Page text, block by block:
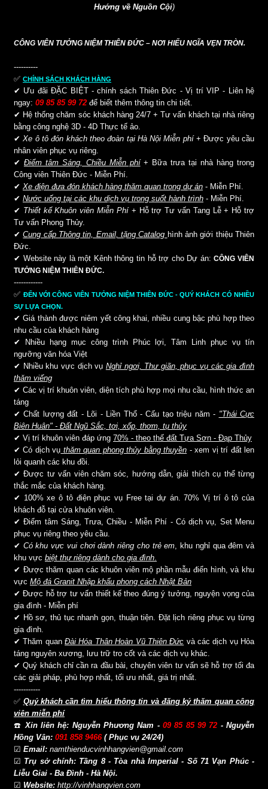
Hướng về Nguồn Cội)
CÔNG VIÊN TƯỞNG NIỆM THIÊN ĐỨC – NƠI HIẾU NGĨA VẸN TRÒN.
----------
✅ CHÍNH SÁCH KHÁCH HÀNG
✔ Ưu đãi ĐẶC BIỆT - chính sách Thiên Đức - Vị trí VIP - Liên hệ
ngay: 09 85 85 99 72 để biết thêm thông tin chi tiết.
✔ Hệ thống chăm sóc khách hàng 24/7 + Tư vấn khách tại nhà riêng
bằng công nghệ 3D - 4D Thực tế ảo.
✔Xe ô tô đón khách theo đoàn tại Hà Nội Miễn phí+ Được yêu cầu
nhân viên phục vụ riêng.
✔ Điểm tâm Sáng, Chiều Miễn phí+ Bữa trưa tại nhà hàng trong
Công viên Thiên Đức - Miễn Phí.
✔ Xe điện đưa đón khách hàng thăm quan trong dự án - Miễn Phí.
✔ Nước uống tại các khu dịch vụ trong suốt hành trình - Miễn Phí.
✔ Thiết kế Khuôn viên Miễn Phí+ Hỗ trợ Tư vấn Tang Lễ + Hỗ trợ
Tư vấn Phong Thủy.
✔Cung cấp Thông tin, Email, tặng Catalog hình ảnh giới thiệu Thiên
Đức.
✔ Website này là một Kênh thông tin hỗ trợ cho Dự án:CÔNG VIÊN
TƯỞNG NIỆM THIÊN ĐỨC.
------------
✅ ĐẾN VỚI CÔNG VIÊN TƯỞNG NIỆM THIÊN ĐỨC - QUÝ KHÁCH CÓ NHIỀU
SỰ LỰA CHỌN.
✔ Giá thành được niêm yết công khai, nhiều cung bậc phù hợp theo
nhu cầu của khách hàng
✔ Nhiều hạng mục công trình Phúc lợi, Tâm Linh phục vụ tín
ngưỡng văn hóa Việt
✔ Nhiều khu vực dịch vụ Nghỉ ngơi, Thư giãn, phục vụ các gia đình
thăm viếng
✔ Các vị trí khuôn viên, diện tích phù hợp mọi nhu cầu, hình thức an
táng
✔ Chất lượng đất - Lõi - Liền Thổ - Cấu tạo triệu năm - "Thái Cực
Biên Huân" - Đất Ngũ Sắc, tơi, xốp, thơm, tụ thủy
✔ Vị trí khuôn viên đáp ứng 70% - theo thế đất Tựa Sơn - Đạp Thủy
✔ Có dịch vụ thăm quan phong thủy bằng thuyền - xem vị trí đất len
lỏi quanh các khu đồi.
✔ Được tư vấn viên chăm sóc, hướng dẫn, giải thích cụ thể từng
thắc mắc của khách hàng.
✔ 100% xe ô tô điện phục vụ Free tại dự án. 70% Vị trí ô tô của
khách đỗ tại cửa khuôn viên.
✔ Điểm tâm Sáng, Trưa, Chiều - Miễn Phí - Có dịch vụ, Set Menu
phục vụ riêng theo yêu cầu.
✔ Có khu vực vui chơi dành riêng cho trẻ em , khu nghỉ qua đêm và
khu vực biệt thự riêng dành cho gia đình
✔ Được thăm quan các khuôn viên mộ phần mẫu điển hình, và khu
vực Mộ đá Granit Nhập khẩu phong cách Nhật Bản
✔ Được hỗ trợ tư vấn thiết kế theo đúng ý tưởng, nguyện vọng của
gia đình - Miễn phí
✔ Hồ sơ, thủ tục nhanh gọn, thuận tiện. Đặt lịch riêng phục vụ từng
gia đình.
✔ Thăm quanĐài Hóa Thân Hoàn Vũ Thiên Đức và các dịch vụ Hỏa
táng nguyên xương, lưu trữ tro cốt và các dịch vụ khác.
✔ Quý khách chỉ cần ra đầu bài, chuyên viên tư vấn sẽ hỗ trợ tối đa
các giải pháp, phù hợp nhất, tối ưu nhất, giá trị nhất.
-----------
✅ Quý khách cần tìm hiểu thông tin và đăng ký thăm quan công
viên miễn phí
☎️ Xin liên hệ: Nguyễn Phương Nam -09 85 85 99 72 - Nguyễn
Hồng Vân: 091 858 9466( Phục vụ 24/24)
☑ Email: namthienducvinhhangvien@gmail.com
☑ Trụ sở chính: Tầng 8 - Tòa nhà Imperial - Số 71 Vạn Phúc -
Liễu Giai - Ba Đình - Hà Nội.
☑ Website: http://vinhhangvien.com